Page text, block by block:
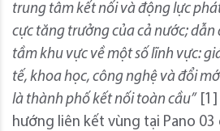
trung tâm kết nối và động lực
cực tăng trưởng của cả nước; dẫn
tầm khu vực về một số lĩnh vực:
tế, khoa học, công nghệ và đổi
là thành phố kết nối toàn cầu”
hướng liên kết vùng tại Pano 03